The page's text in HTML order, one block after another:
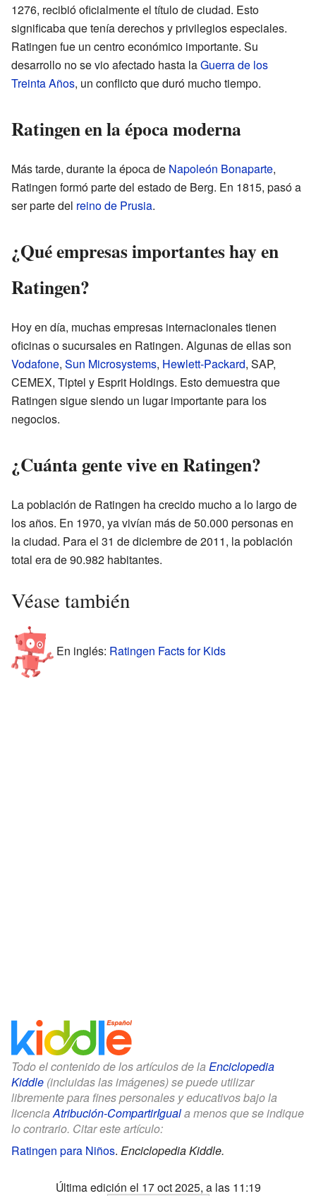
1276, recibió oficialmente el título de ciudad. Esto
significaba que tenía derechos y privilegios especiales.
Ratingen fue un centro económico importante. Su
desarrollo no se vio afectado hasta laGuerra de los
Treinta Años, un conflicto que duró mucho tiempo.
Ratingen en la época moderna
Más tarde, durante la época de Napoleón Bonaparte,
Ratingen formó parte del estado de Berg. En 1815, pasó a
ser parte del reino de Prusia.
¿Qué empresas importantes hay en
Ratingen?
Hoy en día, muchas empresas internacionales tienen
oficinas o sucursales en Ratingen. Algunas de ellas son
Vodafone, Sun Microsystems, Hewlett-Packard, SAP,
CEMEX, Tiptel y Esprit Holdings. Esto demuestra que
Ratingen sigue siendo un lugar importante para los
negocios.
¿Cuánta gente vive en Ratingen?
La población de Ratingen ha crecido mucho a lo largo de
los años. En 1970, ya vivían más de 50.000 personas en
la ciudad. Para el 31 de diciembre de 2011, la población
total era de 90.982 habitantes.
Véase también
En inglés: Ratingen Facts for Kids
Todo el contenido de los artículos de la Enciclopedia
Kiddle (incluidas las imágenes) se puede utilizar
libremente para fines personales y educativos bajo la
licenciaAtribución-CompartirIguala menos que se indique
lo contrario. Citar este artículo:
Ratingen para Niños. Enciclopedia Kiddle.
Última edición el 17 oct 2025, a las 11:19